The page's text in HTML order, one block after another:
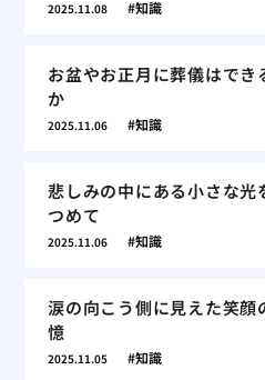
2025.11.08 知識
お盆やお正月に葬儀はでき
か
2025.11.06 知識
悲しみの中にある小さな光
つめて
2025.11.06 知識
涙の向こう側に見えた笑顔
憶
2025.11.05 知識